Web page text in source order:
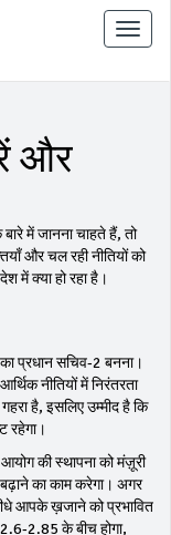
टॉगल
से
और
में जानना चाहते हैं, तो
और चल रही नीतियों को
में क्या हो रहा है।
प्रधान सचिव‑2 बनना।
नीतियों में निरंतरता
है, इसलिए उम्मीद है कि
रहेगा।
की स्थापना को मंज़ूरी
का काम करेगा। अगर
आपके ख़जाने को प्रभावित
के बीच होगा,